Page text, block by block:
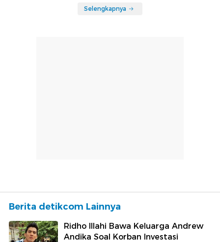
Selengkapnya
Berita detikcom Lainnya
Ridho Illahi Bawa Keluarga Andrew
Andika Soal Korban Investasi